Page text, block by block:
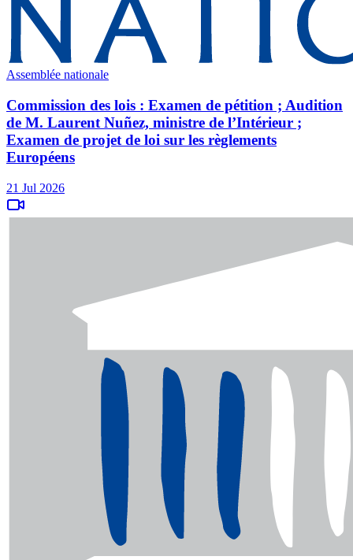
Assemblée nationale
Commission des lois : Examen de pétition ; Audition
de M. Laurent Nuñez, ministre de l’Intérieur ;
Examen de projet de loi sur les règlements
Européens
21 Jul 2026